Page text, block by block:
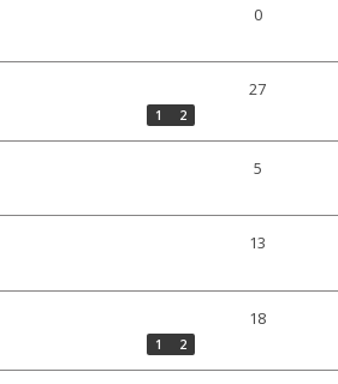
0
1 2
27
5
13
1 2
18